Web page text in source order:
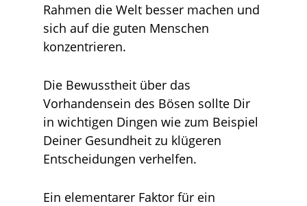
Rahmen die Welt besser machen und
sich auf die guten Menschen
konzentrieren.
Die Bewusstheit über das
Vorhandensein des Bösen sollte Dir
in wichtigen Dingen wie zum Beispiel
Deiner Gesundheit zu klügeren
Entscheidungen verhelfen.
Ein elementarer Faktor für ein